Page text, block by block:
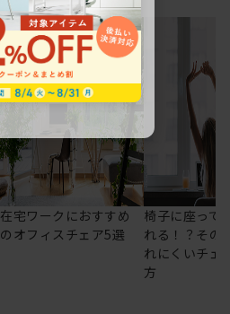
在宅ワークにおすすめ
のオフィスチェア5選
椅子に座って
れる！？その
れにくいチェ
方